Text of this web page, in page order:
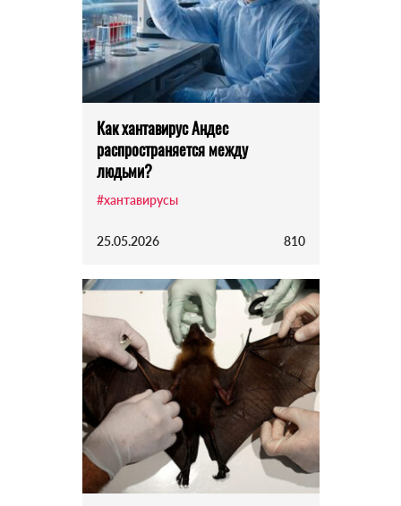
Как хантавирус Андес
распространяется между
людьми?
#хантавирусы
25.05.2026 810